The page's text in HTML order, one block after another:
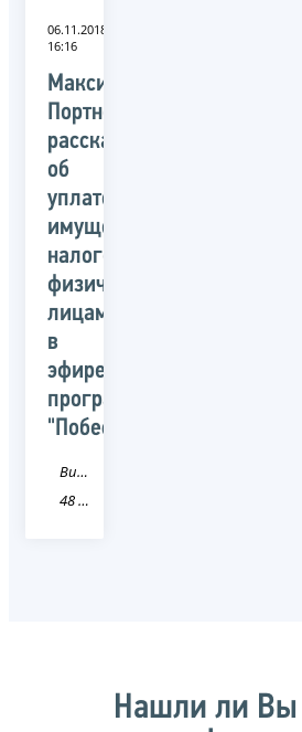
06.11.2018
16:16
Максим
Портнов
рассказал
об
уплате
имущественных
налогов
физическими
лицами
в
эфире
программы
"Побеседуем"
Видео
48 Липецкая область
Нашли ли